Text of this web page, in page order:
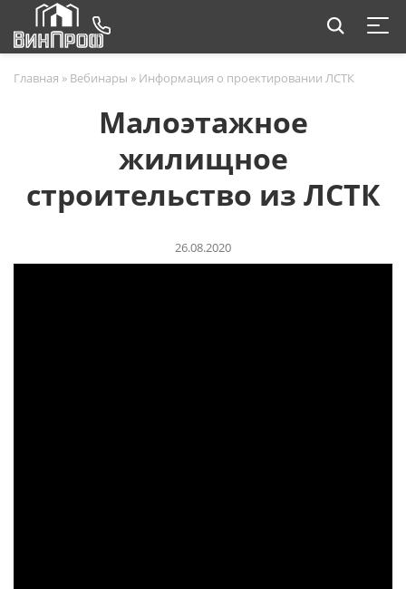
Главная » Вебинары » Информация о проектировании ЛСТК
Малоэтажное
жилищное
строительство из ЛСТК
26.08.2020